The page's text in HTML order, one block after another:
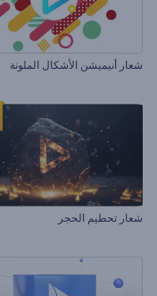
شعار أنيميشن الأشكال الملونة
شعار تحطيم الحجر